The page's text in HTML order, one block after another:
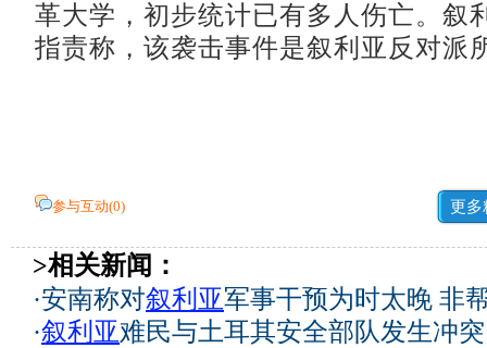
革大学，初步统计已有多人伤亡。叙
指责称，该袭击事件是叙利亚反对派
参与互动(0) 更多
>相关新闻：
·安南称对叙利亚军事干预为时太晚 非
·叙利亚难民与土耳其安全部队发生冲突